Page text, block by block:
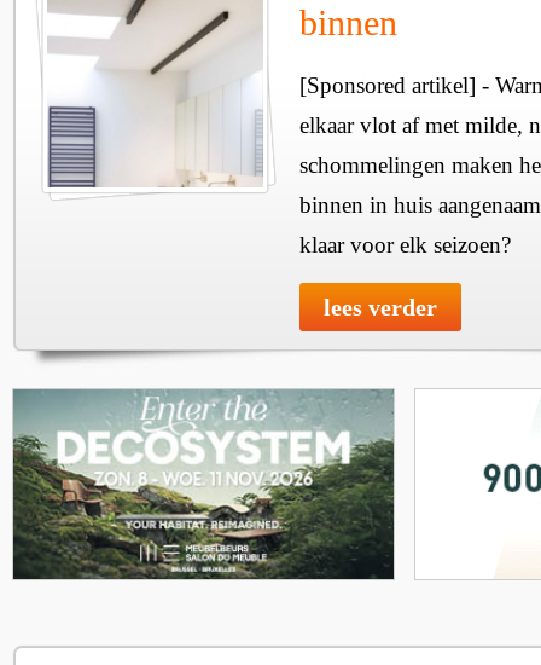
binnen
[Sponsored artikel] -
elkaar vlot af met milde,
schommelingen maken
binnen in huis
klaar voor elk seizoen?
lees verder